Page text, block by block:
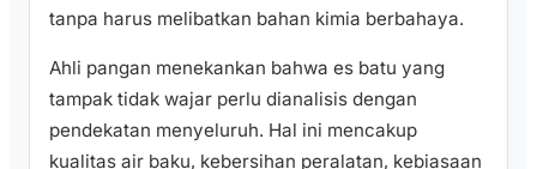
tanpa harus melibatkan bahan kimia berbahaya.
Ahli pangan menekankan bahwa es batu yang
tampak tidak wajar perlu dianalisis dengan
pendekatan menyeluruh. Hal ini mencakup
kualitas air baku, kebersihan peralatan, kebiasaan